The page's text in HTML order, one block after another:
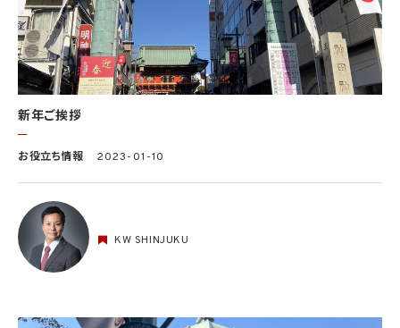
新年ご挨拶
お役立ち情報 2023-01-10
KW SHINJUKU